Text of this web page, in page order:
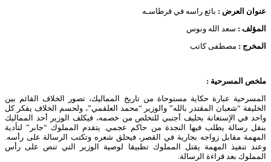
عنوان العرض : بائع راسه في قرطاسـه
المؤلف : سعد الله ونوس
المخرج : مصطفى كاتب
ملخص المسرحية :
المسرحية عبارة حكاية مستوحاة من تاريخ المماليك، تصور الخلاف القائم بين
الخليفة “شعبان المقتدر بالله” والوزير “محمد العلقمي”، ولحسم الخلاف يفكر كل
واحد في الإستعانة بحليف أجنبي للتخلص من خصمه، فيكلف الوزير أحد المماليك
بنقل رسالة يطلب فيها النجدة من حاكم عجمي. يتقدم المملوك “جابر” لتأدية
المهمة مقابل زواجه بجارية في القصر، فيحلق شعره وتكتب الرسالة على رأسه.
وعند تنفيذ المهمة يقتل المملوك تطبيقا لوصية الوزير التي تنص على رأس
المملوك بعد قراءة الرسالة.